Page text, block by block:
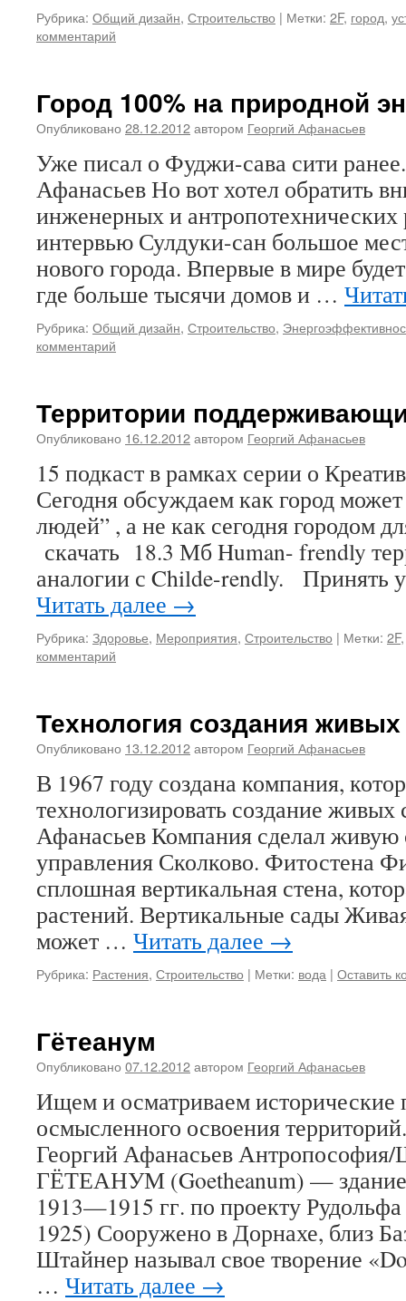
Рубрика: Общий дизайн, Строительство | Метки: 2F, город,
комментарий
Город 100% на природной
Опубликовано 28.12.2012автором Георгий Афанасьев
Уже писал о Фуджи-сава сити
Афанасьев Но вот хотел обратить
инженерных и
интервью Сулдуки-сан большое
нового города. Впервые в мире
где больше тысячи домов и …
Рубрика: Общий дизайн, Строительство,
комментарий
Территории
Опубликовано 16.12.2012автором Георгий Афанасьев
15 подкаст в рамках серии о
Сегодня обсуждаем как город
людей” , а не как сегодня городом
скачать 18.3 Мб Human- frendly
аналогии с Childe-rendly. Принять
Читать далее →
Рубрика: Здоровье, Мероприятия, Строительство | Метки: 2F
комментарий
Технология создания живых
Опубликовано 13.12.2012автором Георгий Афанасьев
В 1967 году создана компания,
технологизировать создание
Афанасьев Компания сделал
управления Сколково. Фитостена
сплошная вертикальная стена,
растений. Вертикальные сады
может … Читать далее →
Рубрика: Растения, Строительство | Метки: вода | Оставить
Гётеанум
Опубликовано 07.12.2012автором Георгий Афанасьев
Ищем и осматриваем исторические
осмысленного освоения
Георгий Афанасьев
ГЁТЕАНУМ (Goetheanum) — здание,
1913—1915 гг. по проекту
1925) Сооружено в Дорнахе, близ
Штайнер называл свое творение
… Читать далее →